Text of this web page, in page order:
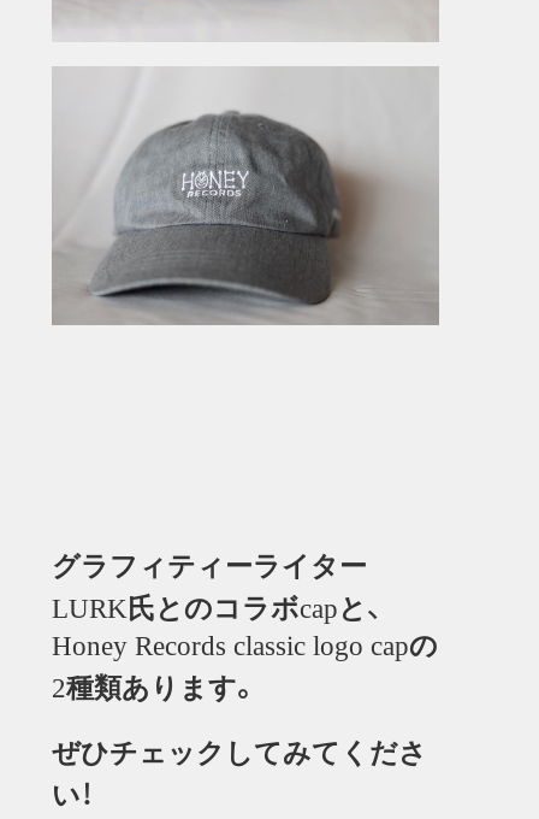
グラフィティーライター
LURK氏とのコラボcap と、
Honey Records classic logo capの
2種類あります。
ぜひチェックしてみてくださ
い！